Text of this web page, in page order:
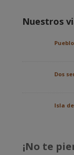
Nuestros
Dos
Isla
¡No te